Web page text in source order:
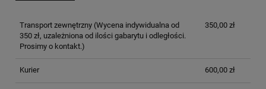
Transport zewnętrzny(Wycena indywidualna od
350 zł, uzależniona od ilości gabarytu i odległości.
Prosimy o kontakt.)
350,00 zł
Kurier 600,00 zł